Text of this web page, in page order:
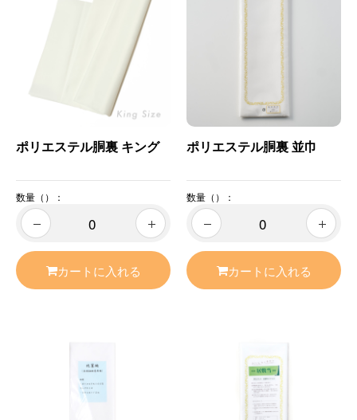
ポリエステル胴裏 キング
数量（）：
カートに入れる
ポリエステル胴裏 並巾
数量（）：
カートに入れる